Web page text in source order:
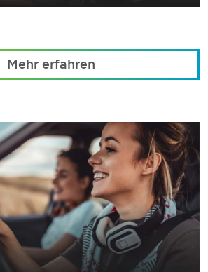
Mehr erfahren